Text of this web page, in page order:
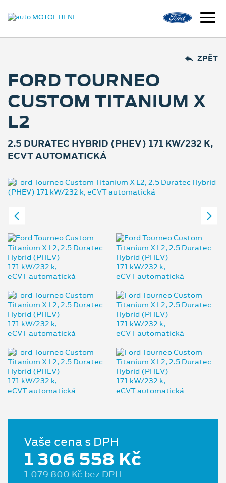
ZPĚT
FORD TOURNEO
CUSTOM TITANIUM X
L2
2.5 DURATEC HYBRID (PHEV) 171 KW/232 K,
ECVT AUTOMATICKÁ
Vaše cena s DPH
1 306 558 Kč
1 079 800 Kč bez DPH